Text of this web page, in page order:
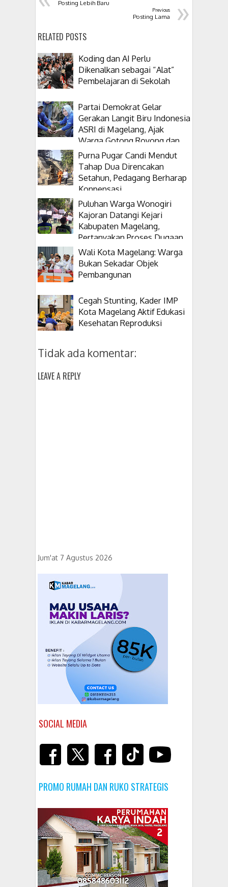
Posting Lebih Baru »
Previous
Posting Lama
RELATED POSTS
Koding dan AI Perlu
Dikenalkan sebagai “Alat”
Pembelajaran di Sekolah
Partai Demokrat Gelar
Gerakan Langit Biru Indonesia
ASRI di Magelang, Ajak
Warga Gotong Royong dan
Tanam Pohon
Purna Pugar Candi Mendut
Tahap Dua Direncakan
Setahun, Pedagang Berharap
Konpensasi
Puluhan Warga Wonogiri
Kajoran Datangi Kejari
Kabupaten Magelang,
Pertanyakan Proses Dugaan
Korupsi Kepala Desanya
Wali Kota Magelang: Warga
Bukan Sekadar Objek
Pembangunan
Cegah Stunting, Kader IMP
Kota Magelang Aktif Edukasi
Kesehatan Reproduksi
Tidak ada komentar:
LEAVE A REPLY
Jum'at 7 Agustus 2026
SOCIAL MEDIA
PROMO RUMAH DAN RUKO STRATEGIS